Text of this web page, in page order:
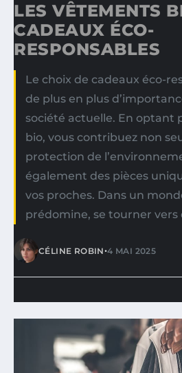
LES VÊTEMENTS
CADEAUX ÉCO-
RESPONSABLES
Le choix de cadeaux éco-
de plus en plus
société actuelle. En optant
bio, vous contribuez non
protection de
également des pièces
vos proches. Dans un
prédomine, se tourner vers
CÉLINE ROBIN•4 MAI 2025